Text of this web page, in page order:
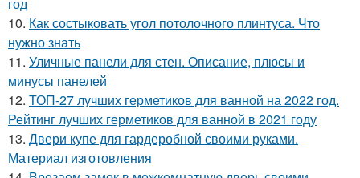
10. Как состыковать угол потолочного плинтуса. Что
нужно знать
11. Уличные панели для стен. Описание, плюсы и
минусы панелей
12. ТОП-27 лучших герметиков для ванной на 2022 год.
Рейтинг лучших герметиков для ванной в 2021 году
13. Двери купе для гардеробной своими руками.
Материал изготовления